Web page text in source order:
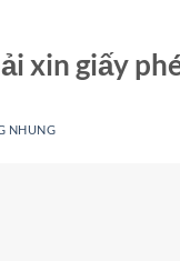
xin giấy
NHUNG